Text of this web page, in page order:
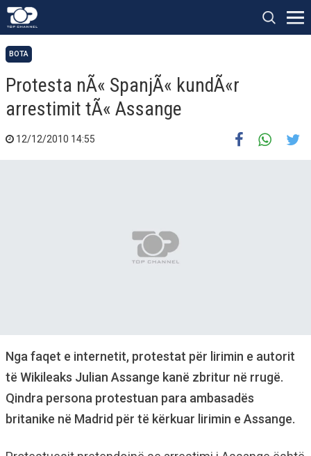
BOTA
Protesta nÃ« SpanjÃ« kundÃ«r
arrestimit tÃ« Assange
12/12/2010 14:55
Nga faqet e internetit, protestat për lirimin e autorit
të Wikileaks Julian Assange kanë zbritur në rrugë.
Qindra persona protestuan para ambasadës
britanike në Madrid për të kërkuar lirimin e Assange.